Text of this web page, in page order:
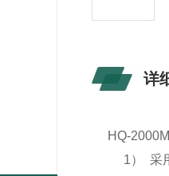
详
HQ-
1） 采用